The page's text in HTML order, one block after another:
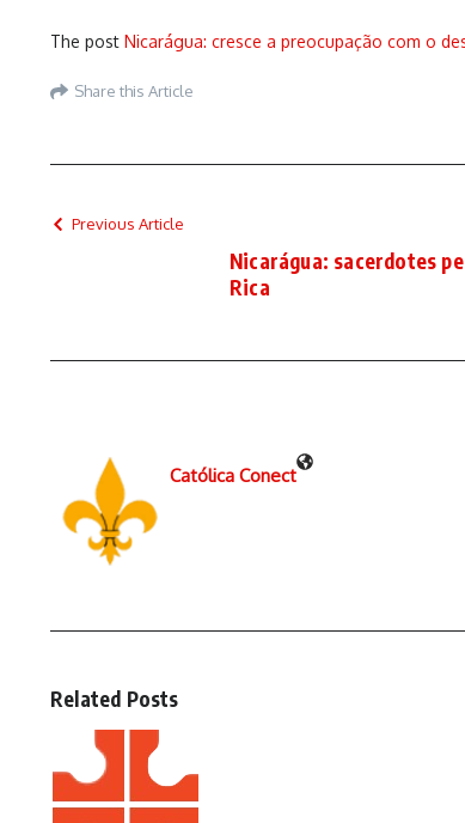
The post Nicarágua: cresce a preocupação com o
Share this Article
Previous Article
Nicarágua: sacerdotes
Rica
Católica Conect
Related Posts